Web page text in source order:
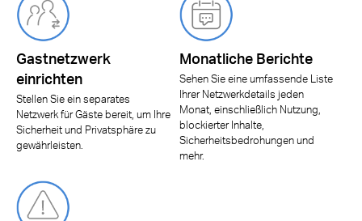
Gastnetzwerk
einrichten
Stellen Sie ein separates
Netzwerk für Gäste bereit, um Ihre
Sicherheit und Privatsphäre zu
gewährleisten.
Monatliche Berichte
Sehen Sie eine umfassende Liste
Ihrer Netzwerkdetails jeden
Monat, einschließlich Nutzung,
blockierter Inhalte,
Sicherheitsbedrohungen und
mehr.